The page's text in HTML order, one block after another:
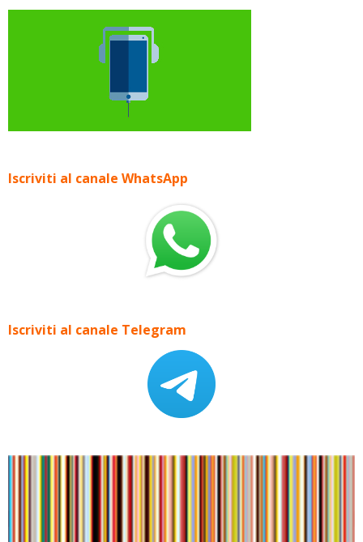
Iscriviti al canale WhatsApp
Iscriviti al canale Telegram